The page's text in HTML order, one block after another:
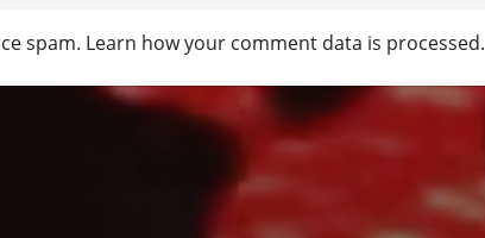
spam. Learn how your comment data is processed.